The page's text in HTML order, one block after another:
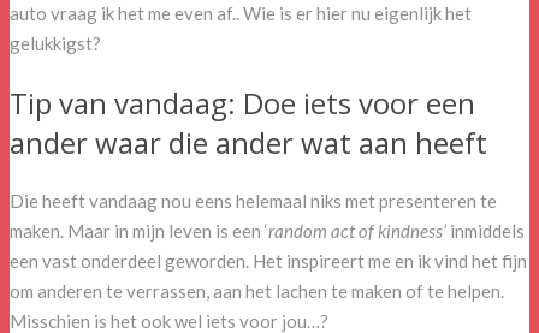
auto vraag ik het me even af.. Wie is er hier nu eigenlijk het
gelukkigst?
Tip van vandaag: Doe iets voor een
ander waar die ander wat aan heeft
Die heeft vandaag nou eens helemaal niks met presenteren te
maken. Maar in mijn leven is een ‘random act of kindness’ inmiddels
een vast onderdeel geworden. Het inspireert me en ik vind het fijn
om anderen te verrassen, aan het lachen te maken of te helpen.
Misschien is het ook wel iets voor jou…?